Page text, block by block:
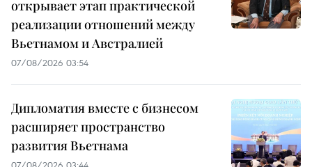
открывает этап практической
реализации отношений между
Вьетнамом и Австралией
07/08/2026 03:54
Дипломатия вместе с бизнесом
расширяет пространство
развития Вьетнама